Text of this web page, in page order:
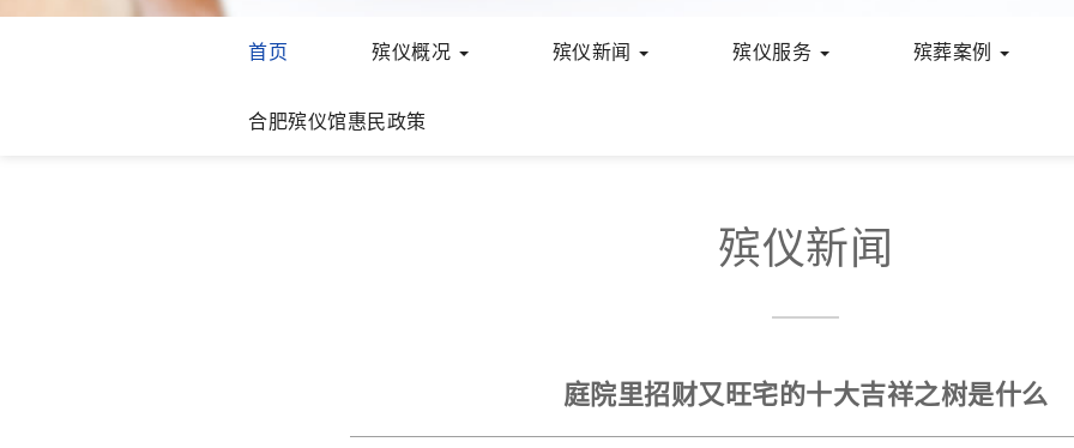
首页 殡仪概况 殡仪新闻 殡仪服务 殡葬案例
合肥殡仪馆惠民政策
殡仪新闻
庭院里招财又旺宅的十大吉祥之树是什么